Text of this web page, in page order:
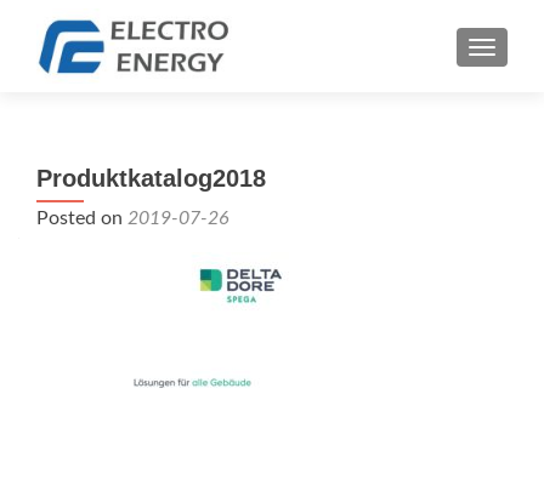
Produktkatalog2018
Posted on 2019-07-26